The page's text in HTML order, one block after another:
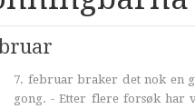
7. februar braker det nok en
gong. - Etter flere forsøk har